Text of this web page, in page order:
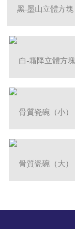
黑-墨山立體方塊
白-霜降立體方塊
骨質瓷碗（小）
骨質瓷碗（大）